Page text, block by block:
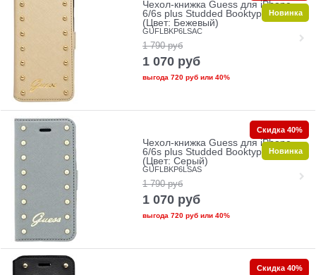
Чехол-книжка Guess для iPhone
6/6s plus Studded Booktype Cream
(Цвет: Бежевый)
GUFLBKP6LSAC
1 790 руб
1 070 руб
выгода 720 рубили 40%
Новинка
Чехол-книжка Guess для iPhone
6/6s plus Studded Booktype Silver
(Цвет: Серый)
GUFLBKP6LSAS
1 790 руб
1 070 руб
выгода 720 рубили 40%
Скидка 40%
Новинка
Скидка 40%